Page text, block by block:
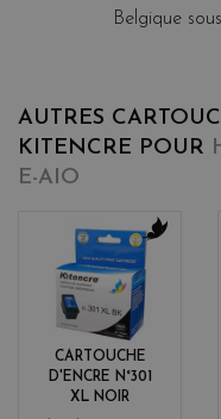
Belgique
AUTRES
KITENCRE POUR
E-AIO
CARTOUCHE
D'ENCRE N°301
XL NOIR
l
a
c
k